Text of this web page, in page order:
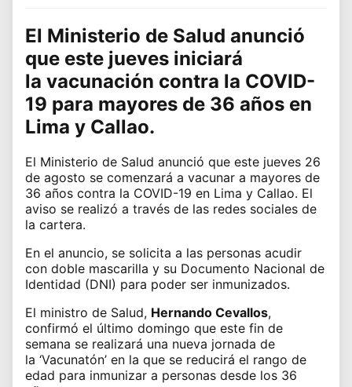
El Ministerio de Salud anunció
que este jueves iniciará
la vacunación contra la COVID-
19 para mayores de 36 años en
Lima y Callao.
El Ministerio de Salud anunció que este jueves 26
de agosto se comenzará a vacunar a mayores de
36 años contra la COVID-19 en Lima y Callao. El
aviso se realizó a través de las redes sociales de
la cartera.
En el anuncio, se solicita a las personas acudir
con doble mascarilla y su Documento Nacional de
Identidad (DNI) para poder ser inmunizados.
El ministro de Salud, Hernando Cevallos,
confirmó el último domingo que este fin de
semana se realizará una nueva jornada de
la ‘Vacunatón’ en la que se reducirá el rango de
edad para inmunizar a personas desde los 36